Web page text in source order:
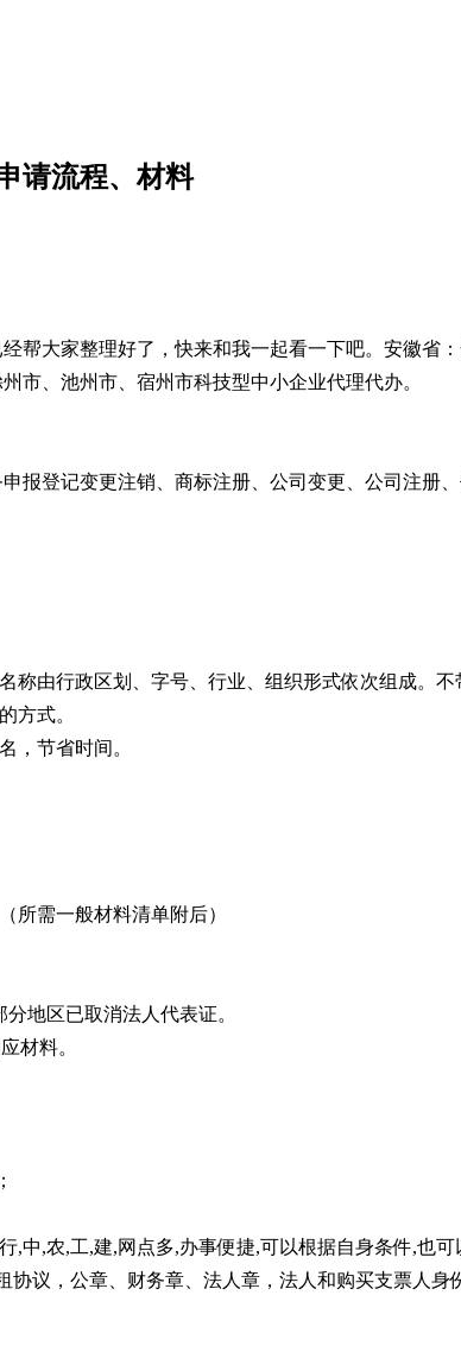
请流程、材料
帮大家整理好了，快来和我一起看一下吧。安徽省
市、池州市、宿州市科技型中小企业代理代办。
报登记变更注销、商标注册、公司变更、公司注册
由行政区划、字号、行业、组织形式依次组成。不
方式。
，节省时间。
所需一般材料清单附后）
地区已取消法人代表证。
材料。
中,农,工,建,网点多,办事便捷,可以根据自身条件,也
议，公章、财务章、法人章，法人和购买支票人